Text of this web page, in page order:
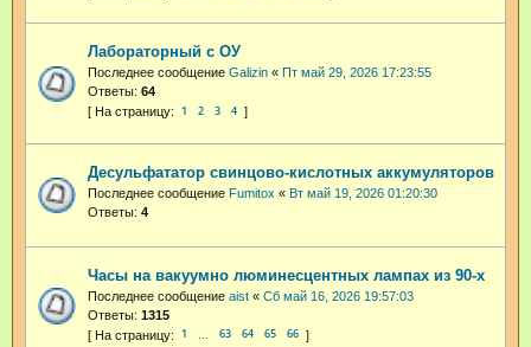
Лабораторный с ОУ
Последнее сообщение Galizin « Пт май 29, 2026 17:23:55
Ответы: 64
1 2 3 4
Десульфататор свинцово-кислотных аккумуляторов
Последнее сообщение Fumitox « Вт май 19, 2026 01:20:30
Ответы: 4
Часы на вакуумно люминесцентных лампах из 90-х
Последнее сообщение aist « Сб май 16, 2026 19:57:03
Ответы: 1315
1 63 64 65 66